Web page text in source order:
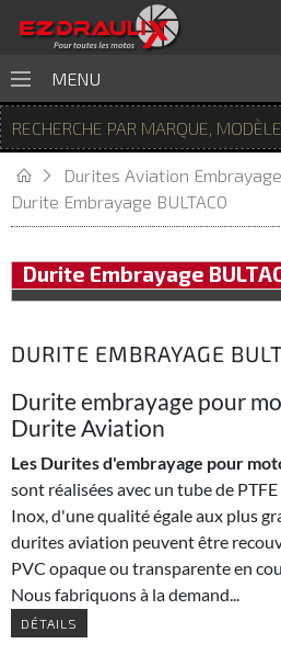
MENU
Durites Aviation
Durite Embrayage BULTACO
Durite Embrayage
DURITE EMBRAYAGE
Durite embrayage pour
Durite Aviation
Les Durites d'embrayage pour
sont réalisées avec un tube de
Inox, d'une qualité égale aux plus
durites aviation peuvent être
PVC opaque ou transparente en
Nous fabriquons à la demand...
DÉTAILS